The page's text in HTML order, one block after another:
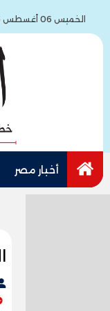
الخميس 06 أغسطس 2026
أخبار مصر